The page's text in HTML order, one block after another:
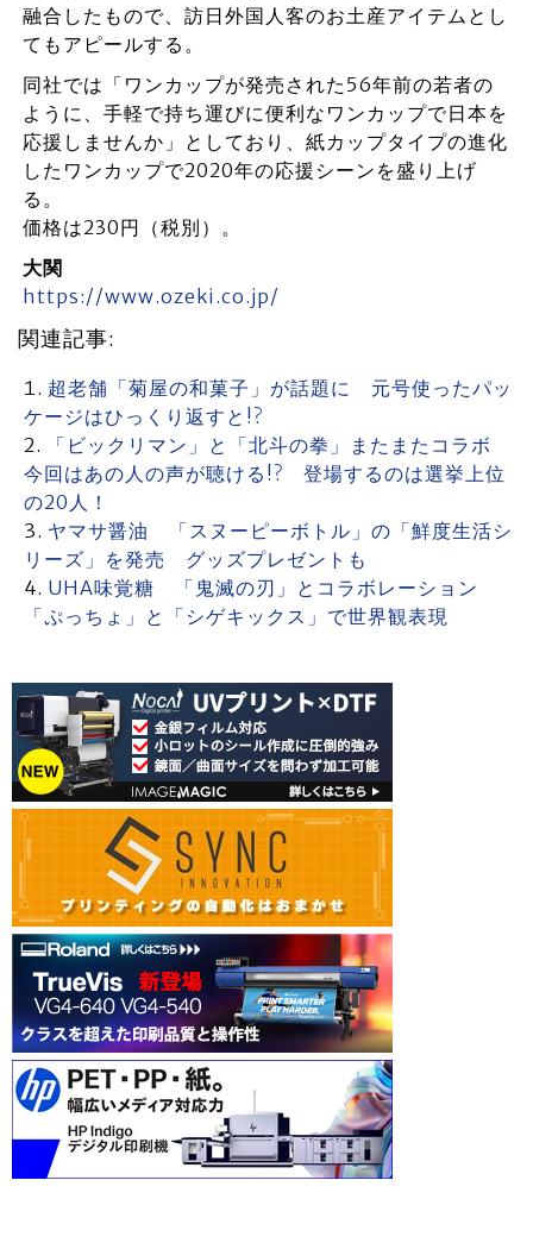
融合したもので、訪日外国人客のお土産アイテムとし
てもアピールする。
同社では「ワンカップが発売された56年前の若者の
ように、手軽で持ち運びに便利なワンカップで日本を
応援しませんか」としており、紙カップタイプの進化
したワンカップで2020年の応援シーンを盛り上げ
る。
価格は230円（税別）。
大関
https://www.ozeki.co.jp/
関連記事:
超老舗「菊屋の和菓子」が話題に 元号使ったパッ
ケージはひっくり返すと!?
「ビックリマン」と「北斗の拳」またまたコラボ
今回はあの人の声が聴ける!? 登場するのは選挙上位
の20人！
ヤマサ醤油 「スヌーピーボトル」の「鮮度生活シ
リーズ」を発売 グッズプレゼントも
UHA味覚糖 「鬼滅の刃」とコラボレーション
「ぷっちょ」と「シゲキックス」で世界観表現